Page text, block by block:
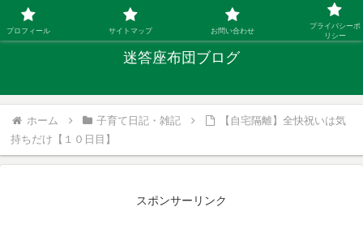
「ひとり親」40代シングルファザーの子育て迷答
迷答座布団ブログ
ホーム 子育て日記・雑記
【自宅隔離】全快祝いは気
持ちだけ【１０日目】
スポンサーリンク
プロフィール サイトマップ お問い合わせ
プライバシーポ
リシー